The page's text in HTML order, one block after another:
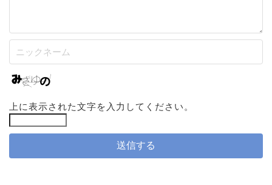
上に表示された文字を入力してください。